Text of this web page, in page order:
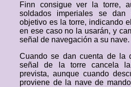
Finn consigue ver la torre,
soldados imperiales se
objetivo es la torre, indicando
en ese caso no la usarán, y
señal de navegación a su nave.
Cuando se dan cuenta de la
señal de la torre cancela la
prevista, aunque cuando
proviene de la nave de